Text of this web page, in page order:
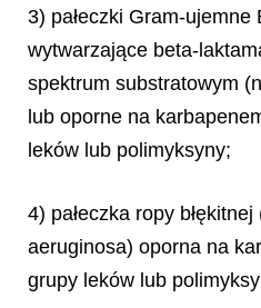
3) pałeczki Gram-ujemne
wytwarzające beta-
spektrum substratowym
lub oporne na
leków lub polimyksyny;
4) pałeczka ropy błękitnej
aeruginosa) oporna na
grupy leków lub